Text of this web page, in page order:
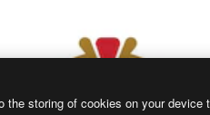
the storing of cookies on your device